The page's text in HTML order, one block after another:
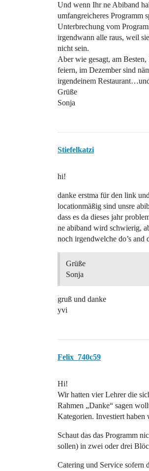
Und wenn Ihr ne Abiband
umfangreicheres Programm
Unterbrechung vom
irgendwann alle raus, weil
nicht sein.
Aber wie gesagt, am
feiern, im Dezember sind
irgendeinem
Grüße
Sonja
Stiefelkatzi
hi!
danke erstma für den link
locationmäßig sind unsre
dass es da dieses jahr
ne abiband wird schwierig,
noch irgendwelche do’s and
Grüße
Sonja
gruß und danke
yvi
Felix_740c59
Hi!
Wir hatten vier Lehrer die
Rahmen „Danke“ sagen
Kategorien. Investiert haben
Schaut das das Programm
sollen) in zwei oder drei
Catering und Service sofern